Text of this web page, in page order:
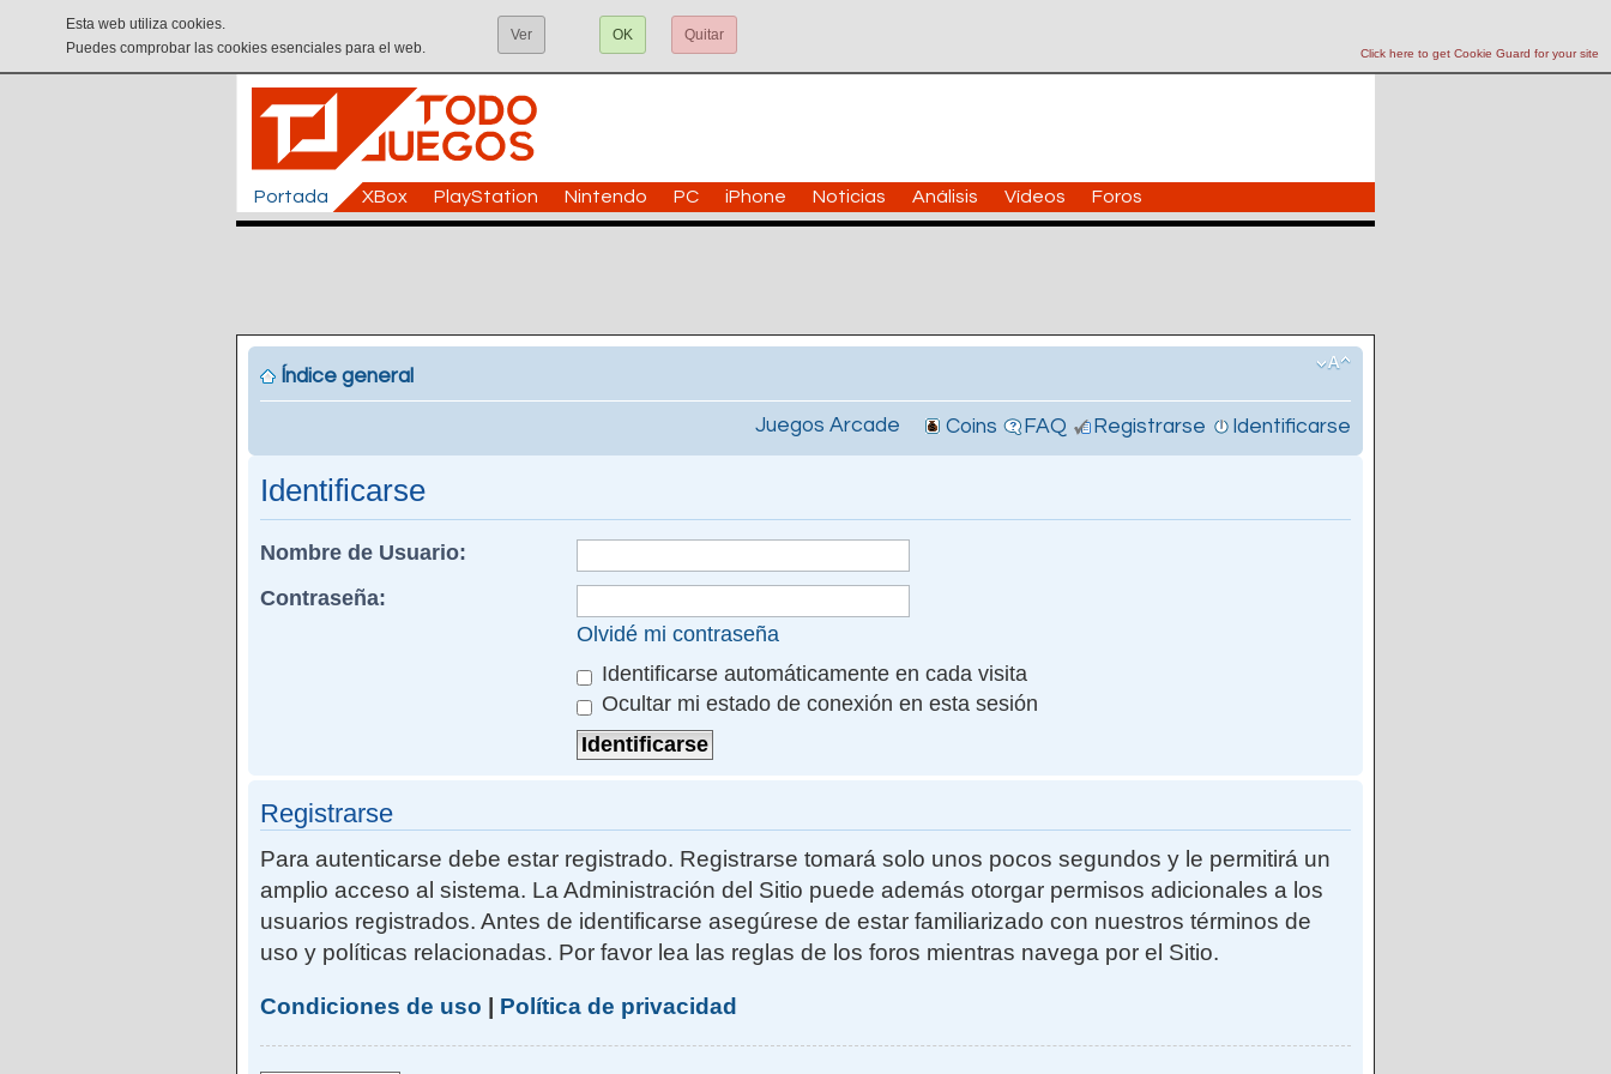
Click here to get Cookie Guard for your site
Esta web utiliza cookies.
Puedes comprobar las cookies esenciales para el web.
Ver OK Quitar
Portada XBox PlayStation Nintendo PC iPhone Noticias Análisis Vídeos Foros
Índice general
Juegos Arcade Coins FAQ Registrarse Identificarse
Identificarse
Nombre de Usuario:
Contraseña:
Olvidé mi contraseña
Identificarse automáticamente en cada visita
Ocultar mi estado de conexión en esta sesión
Registrarse
Para autenticarse debe estar registrado. Registrarse tomará solo unos pocos segundos y le permitirá un
amplio acceso al sistema. La Administración del Sitio puede además otorgar permisos adicionales a los
usuarios registrados. Antes de identificarse asegúrese de estar familiarizado con nuestros términos de
uso y políticas relacionadas. Por favor lea las reglas de los foros mientras navega por el Sitio.
Condiciones de uso Política de privacidad